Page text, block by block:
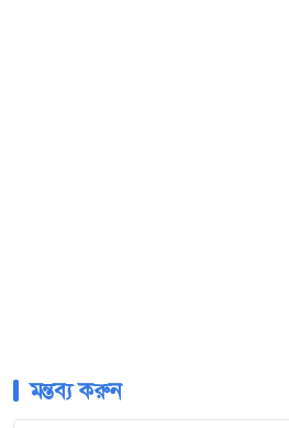
মন্তব্য করুন